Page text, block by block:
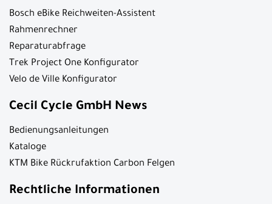
Bosch eBike Reichweiten-Assistent
Rahmenrechner
Reparaturabfrage
Trek Project One Konfigurator
Velo de Ville Konfigurator
Cecil Cycle GmbH News
Bedienungsanleitungen
Kataloge
KTM Bike Rückrufaktion Carbon Felgen
Rechtliche Informationen